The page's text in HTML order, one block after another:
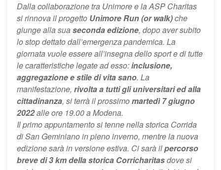
Dalla collaborazione tra Unimore e la ASP Charitas
si rinnova il progetto Unimore Run (or walk)che
giunge alla suaseconda edizione, dopo aver subito
lo stop dettato dall’emergenza pandemica. La
giornata vuole essere all’insegna dello sport e di tutte
le caratteristiche legate ad esso:inclusione,
aggregazione e stile di vita sano. La
manifestazione,rivolta a tutti gli universitari ed alla
cittadinanza, si terrà il prossimomartedì 7 giugno
2022alle ore 19.00 a Modena.
Il primo appuntamento si tenne nella storica Corrida
di San Geminiano in pieno inverno, mentre la nuova
edizione sarà in versione estiva. Ci sarà ilpercorso
breve di 3 km della storica Corricharitasdove si